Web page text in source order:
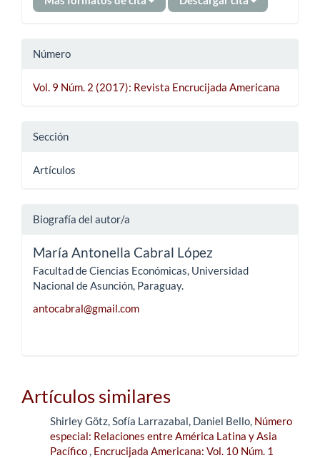
Número
Vol. 9 Núm. 2 (2017): Revista Encrucijada Americana
Sección
Artículos
Biografía del autor/a
María Antonella Cabral López
Facultad de Ciencias Económicas, Universidad
Nacional de Asunción, Paraguay.
antocabral@gmail.com
Artículos similares
Shirley Götz, Sofía Larrazabal, Daniel Bello, Número
especial: Relaciones entre América Latina y Asia
Pacífico, Encrucijada Americana: Vol. 10 Núm. 1